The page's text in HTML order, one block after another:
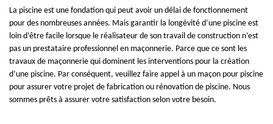
La piscine est une fondation qui peut avoir un délai de fonctionnement
pour des nombreuses années. Mais garantir la longévité d’une piscine est
loin d’être facile lorsque le réalisateur de son travail de construction n’est
pas un prestataire professionnel en maçonnerie. Parce que ce sont les
travaux de maçonnerie qui dominent les interventions pour la création
d’une piscine. Par conséquent, veuillez faire appel à un maçon pour piscine
pour assurer votre projet de fabrication ou rénovation de piscine. Nous
sommes prêts à assurer votre satisfaction selon votre besoin.